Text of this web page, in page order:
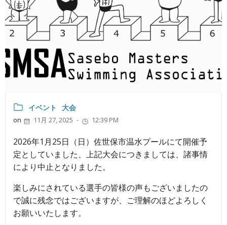
イベント 大会
on 11月 27, 2025 - 12:39 PM
2026年1月25日（日）佐世保市温水プールにて開催予
定としていました、上記大会につきましては、諸事情
により中止となりました。
楽しみにされている選手の皆様の声もございましたの
で誠に残念ではございますが、ご理解のほどよろしく
お願いいたします。